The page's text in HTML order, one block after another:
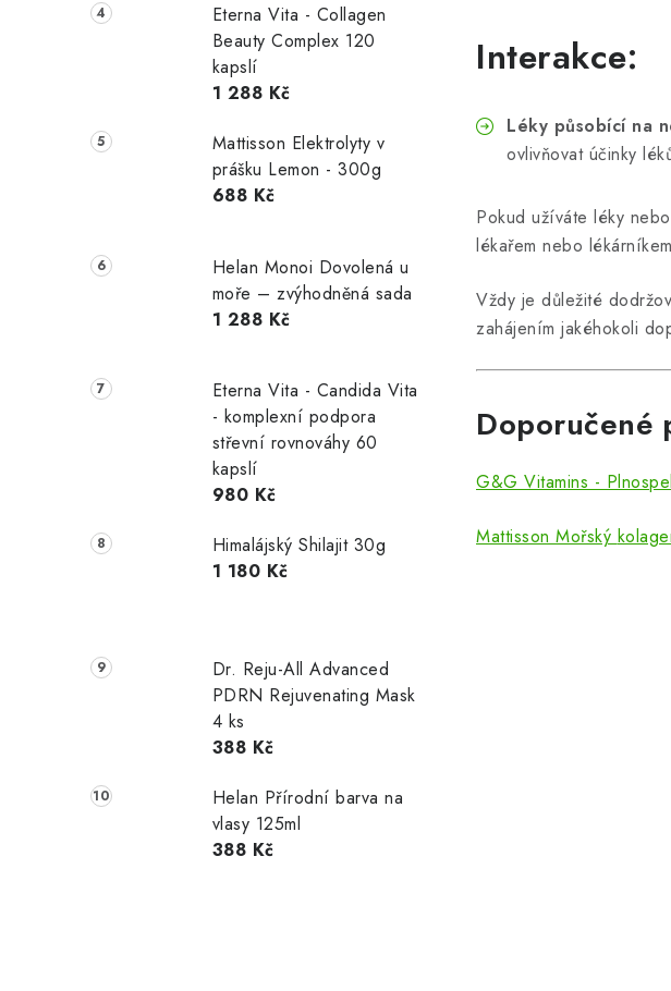
Eterna Vita - Collagen
Beauty Complex 120
kapslí
1 288 Kč
Mattisson Elektrolyty v
prášku Lemon - 300g
688 Kč
Helan Monoi Dovolená u
moře – zvýhodněná sada
1 288 Kč
Eterna Vita - Candida Vita
- komplexní podpora
střevní rovnováhy 60
kapslí
980 Kč
Himalájský Shilajit 30g
1 180 Kč
Dr. Reju-All Advanced
PDRN Rejuvenating Mask
4 ks
388 Kč
Helan Přírodní barva na
vlasy 125ml
388 Kč
Interakce:
Léky působící na
ovlivňovat účinky
Pokud užíváte léky
lékařem nebo
Vždy je důležité
zahájením jakéhokoli
Doporučené
G&G Vitamins -
Mattisson Mořský